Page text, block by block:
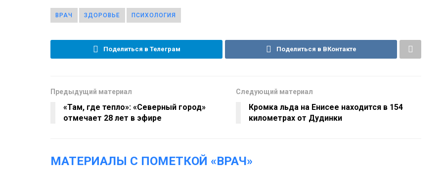
ВРАЧ ЗДОРОВЬЕ ПСИХОЛОГИЯ
Поделиться в Телеграм Поделиться в ВКонтакте
Предыдущий материал
«Там, где тепло»: «Северный город»
отмечает 28 лет в эфире
Следующий материал
Кромка льда на Енисее находится в 154
километрах от Дудинки
МАТЕРИАЛЫ С ПОМЕТКОЙ «ВРАЧ»